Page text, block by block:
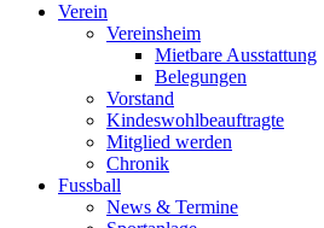
Verein
Vereinsheim
Mietbare Ausstattung
Belegungen
Vorstand
Kindeswohlbeauftragte
Mitglied werden
Chronik
Fussball
News & Termine